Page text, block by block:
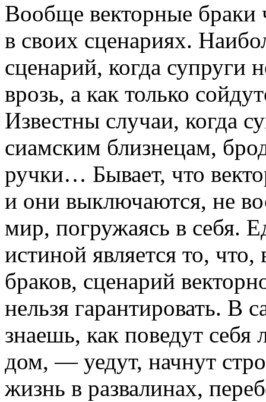
Вообще векторные браки
в своих сценариях.
сценарий, когда супруги
врозь, а как только
Известны случаи, когда
сиамским близнецам,
ручки… Бывает, что
и они выключаются, не
мир, погружаясь в себя.
истиной является то,
браков, сценарий
нельзя гарантировать. В
знаешь, как поведут себя
дом, — уедут, начнут
жизнь в развалинах,